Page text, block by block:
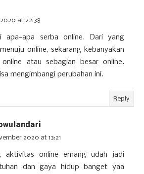
at 22:38
apa-apa serba online. Dari yang
online, sekarang kebanyakan
atau sebagian besar online.
mengimbangi perubahan ini.
Reply
2020 at 13:21
aktivitas online emang udah jadi
dan gaya hidup banget yaa